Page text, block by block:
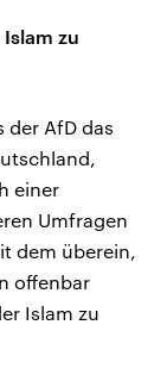
zu
der AfD das
einer
Umfragen
dem überein,
offenbar
Islam zu